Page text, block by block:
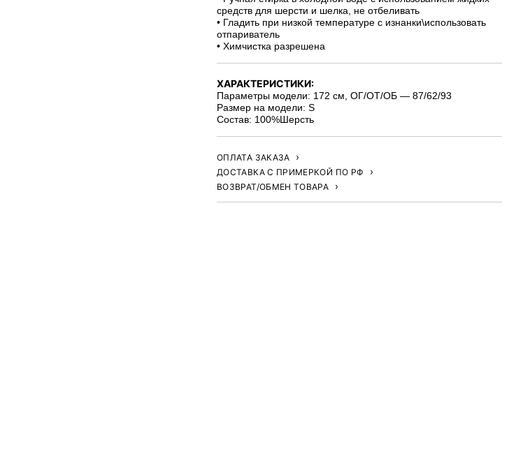
средств для шерсти и шелка, не отбеливать
• Гладить при низкой температуре с изнанки\использовать
отпариватель
• Химчистка разрешена
ХАРАКТЕРИСТИКИ:
Параметры модели: 172 см, ОГ/ОТ/ОБ — 87/62/93
Размер на модели: S
Состав: 100%Шерсть
ОПЛАТА ЗАКАЗА
ДОСТАВКА С ПРИМЕРКОЙ ПО РФ
ВОЗВРАТ/ОБМЕН ТОВАРА